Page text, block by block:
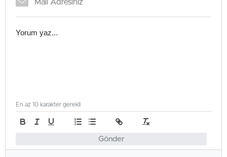
Gönder
En az 10 karakter gerekli